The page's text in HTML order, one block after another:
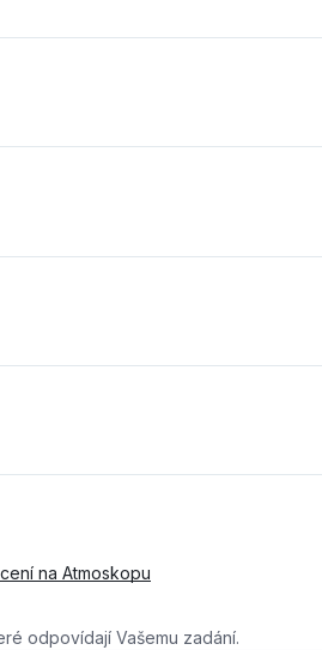
na Atmoskopu
odpovídají Vašemu zadání.